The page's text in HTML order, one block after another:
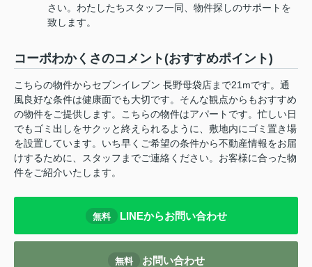
さい。わたしたちスタッフ一同、物件探しのサポートを
致します。
コーポわかくさのコメント(おすすめポイント)
こちらの物件からセブンイレブン 長野母袋店まで21mです。通
風良好な条件は健康面でも大切です。そんな観点からもおすすめ
の物件をご提供します。こちらの物件はアパートです。忙しい日
でもゴミ出しをサクッと終えられるように、敷地内にゴミ置き場
を設置しています。いち早くご希望の条件から不動産情報をお届
けするために、スタッフまでご連絡ください。お客様に合った物
件をご紹介いたします。
無料 LINEからお問い合わせ
無料 お問い合わせ